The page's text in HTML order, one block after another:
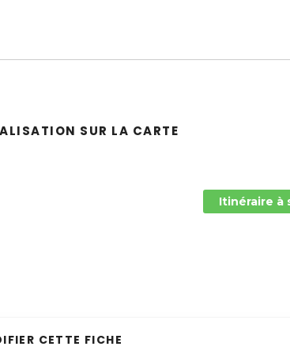
SUR LA CARTE
Itinéraire à
CETTE FICHE